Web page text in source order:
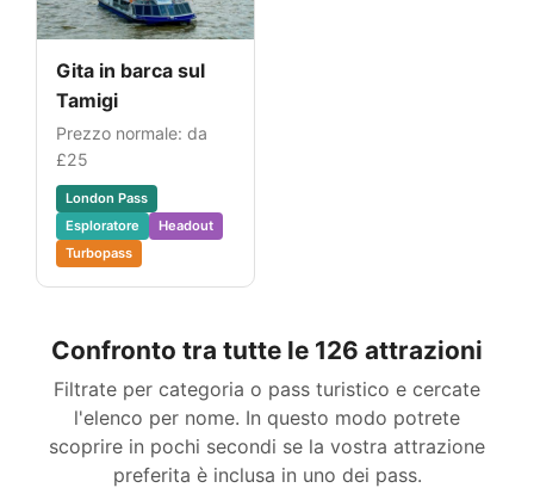
Gita in barca sul
Tamigi
Prezzo normale: da
£25
London Pass
Esploratore
Headout
Turbopass
Confronto tra tutte le 126 attrazioni
Filtrate per categoria o pass turistico e cercate
l'elenco per nome. In questo modo potrete
scoprire in pochi secondi se la vostra attrazione
preferita è inclusa in uno dei pass.